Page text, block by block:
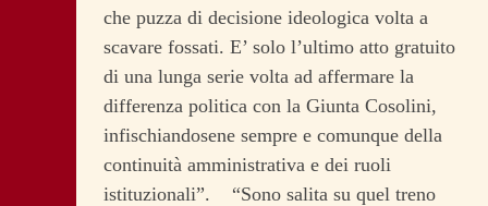
che puzza di decisione ideologica volta a
scavare fossati. E’ solo l’ultimo atto gratuito
di una lunga serie volta ad affermare la
differenza politica con la Giunta Cosolini,
infischiandosene sempre e comunque della
continuità amministrativa e dei ruoli
istituzionali”. “Sono salita su quel treno